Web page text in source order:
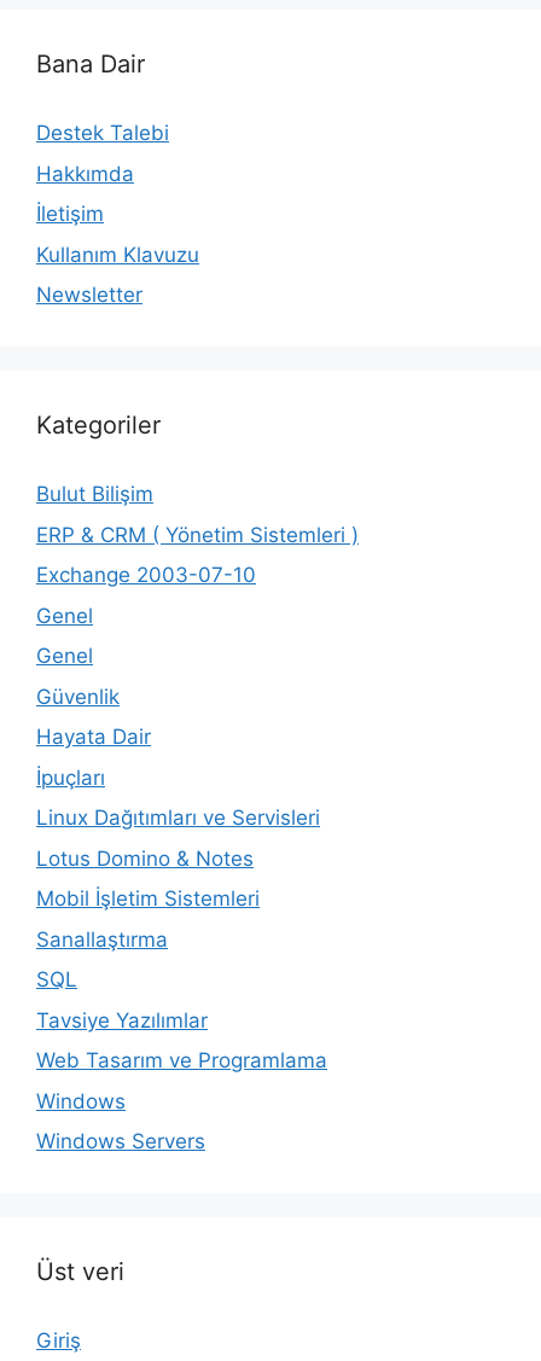
Bana Dair
Destek Talebi
Hakkımda
İletişim
Kullanım Klavuzu
Newsletter
Kategoriler
Bulut Bilişim
ERP & CRM ( Yönetim Sistemleri )
Exchange 2003-07-10
Genel
Genel
Güvenlik
Hayata Dair
İpuçları
Linux Dağıtımları ve Servisleri
Lotus Domino & Notes
Mobil İşletim Sistemleri
Sanallaştırma
SQL
Tavsiye Yazılımlar
Web Tasarım ve Programlama
Windows
Windows Servers
Üst veri
Giriş